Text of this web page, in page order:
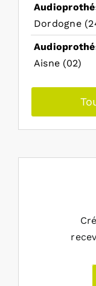
Dordogne
Aisne (02)